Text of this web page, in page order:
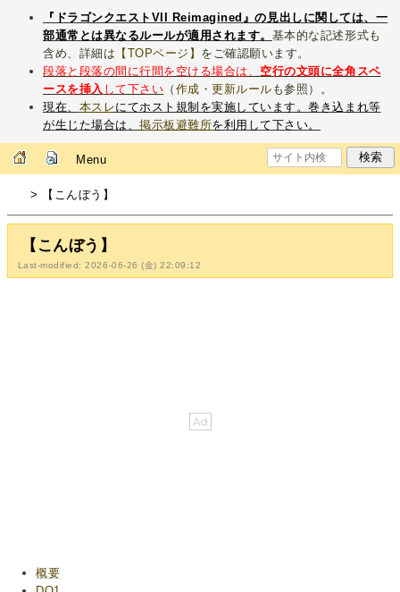
『ドラゴンクエストVII Reimagined』の見出しに関しては、一
部通常とは異なるルールが適用されます。 基本的な記述形式も
含め、詳細は 【TOPページ】 をご確認願います。
段落と段落の間に行間を空ける場合は、 空行の文頭に全角スペ
ースを挿入 して下さい （ 作成・更新ルール も参照）。
現在、 本スレにてホスト規制を実施しています。巻き込まれ等
が生じた場合は、掲示板避難所を利用して下さい。
Menu
> 【こんぼう】
【こんぼう】
Last-modified: 2026-06-26 (金) 22:09:12
概要